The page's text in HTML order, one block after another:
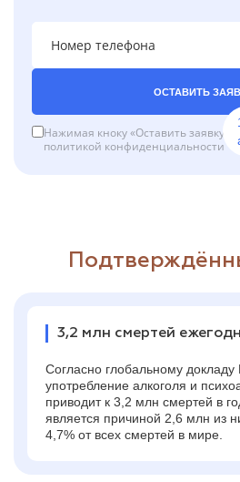
ОСТАВИТЬ
Нажимая кноку «Оставить заявку»,
политикой конфиденциальности
3,2 млн смертей
Согласно глобальному
употребление алкоголя и
приводит к 3,2 млн смертей в
является причиной 2,6 млн из
4,7% от всех смертей в мире.